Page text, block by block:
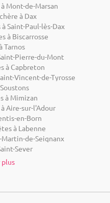
Mont-de-Marsan
à Dax
Saint-Paul-lès-Dax
à Biscarrosse
Tarnos
Pierre-du-Mont
à Capbreton
Vincent-de-Tyrosse
à Mimizan
Aire-sur-l'Adour
en-Born
à Labenne
Martin-de-Seignanx
Sever
plus